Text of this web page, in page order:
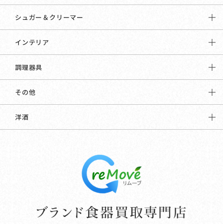
シュガー＆クリーマー
インテリア
調理器具
その他
洋酒